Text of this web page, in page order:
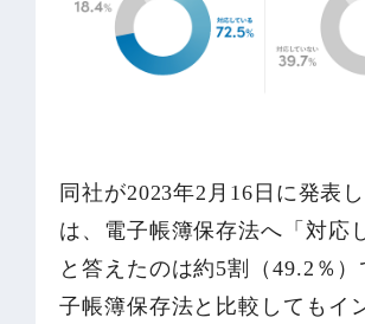
同社が2023年2月16日に発表
は、電子帳簿保存法へ「対応
と答えたのは約5割（49.2％
子帳簿保存法と比較してもイ